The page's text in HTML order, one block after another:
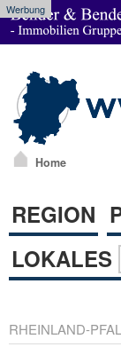
Werbung
Home
REGION
LOKALES
RHEINLAND-